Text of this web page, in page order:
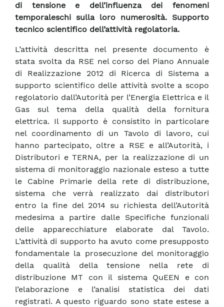
di tensione e dell’influenza dei fenomeni
temporaleschi sulla loro numerosità. Supporto
tecnico scientifico dell’attività regolatoria.
L’attività descritta nel presente documento è
stata svolta da RSE nel corso del Piano Annuale
di Realizzazione 2012 di Ricerca di Sistema a
supporto scientifico delle attività svolte a scopo
regolatorio dall’Autorità per l’Energia Elettrica e il
Gas sul tema della qualità della fornitura
elettrica. Il supporto è consistito in particolare
nel coordinamento di un Tavolo di lavoro, cui
hanno partecipato, oltre a RSE e all’Autorità, i
Distributori e TERNA, per la realizzazione di un
sistema di monitoraggio nazionale esteso a tutte
le Cabine Primarie della rete di distribuzione,
sistema che verrà realizzato dai distributori
entro la fine del 2014 su richiesta dell’Autorità
medesima a partire dalle Specifiche funzionali
delle apparecchiature elaborate dal Tavolo.
L’attività di supporto ha avuto come presupposto
fondamentale la prosecuzione del monitoraggio
della qualità della tensione nella rete di
distribuzione MT con il sistema QuEEN e con
l’elaborazione e l’analisi statistica dei dati
registrati. A questo riguardo sono state estese a